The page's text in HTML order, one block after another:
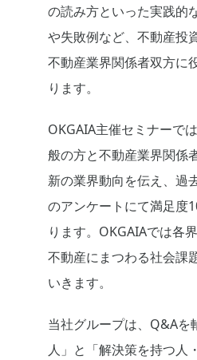
の読み方といった実践的
や失敗例など、不動産投
不動産業界関係者双方に
ります。
OKGAIA主催セミナーで
般の方と不動産業界関係
新の業界動向を伝え、過
のアンケートにて満足度
ります。OKGAIAでは各
不動産にまつわる社会課
いきます。
当社グループは、Q&Aを
人」と「解決策を持つ人